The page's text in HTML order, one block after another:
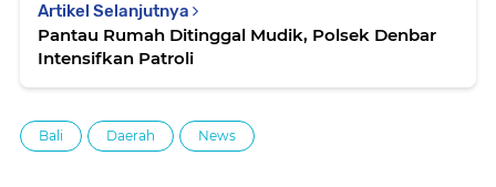
Artikel Selanjutnya
Pantau Rumah Ditinggal Mudik, Polsek Denbar
Intensifkan Patroli
Bali Daerah News